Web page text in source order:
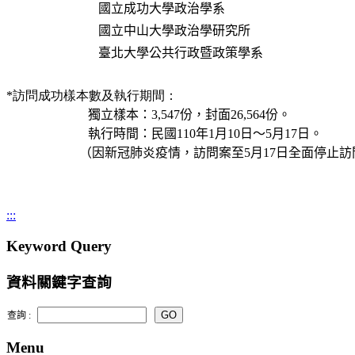
國立成功大學政治學系
國立中山大學政治學研究所
臺北大學公共行政暨政策學系
*訪問成功樣本數及執行期間：
獨立樣本：3,547份，封面26,564份。
執行時間：民國110年1月10日～5月17日 。
（因新冠肺炎疫情，訪問案至5月17日全面停止訪
:::
Keyword Query
資料關鍵字查詢
查詢 :
Menu